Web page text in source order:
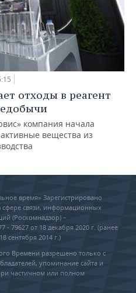
отходы в реагент
компания начала
вещества из
время» Зарегистрировано
связи, информационных
(Роскомнадзор) –
79627 от 18 декабря 2020 г. (ранее
сентября 2014 г.)
Времени разрешено только с
упоминание сайта и
частичном или полном